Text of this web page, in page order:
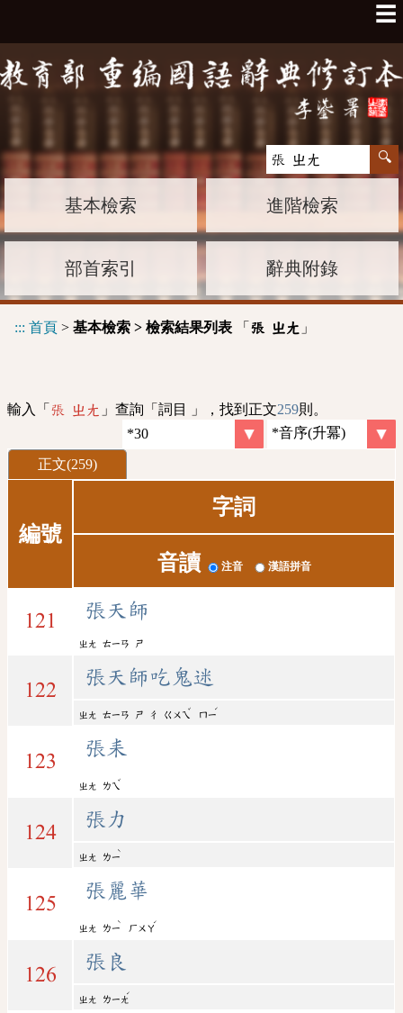
☰
基本檢索 進階檢索
部首索引 辭典附錄
::: 首頁 > 基本檢索 > 檢索結果列表 「 張 ㄓㄤ 」
輸入「 張 ㄓㄤ 」查詢「詞目 」，找到正文259則。
正文(259)
編號
字詞
音讀 注音 漢語拼音
121 張天師
ㄓㄤ ㄊㄧㄢ ㄕ
122
張天師吃鬼迷
ㄓㄤ ㄊㄧㄢ ㄕ ㄔ ㄍㄨㄟ
ˇ
ㄇㄧ
ˊ
123
張耒
ㄓㄤ ㄌㄟ
ˇ
124
張力
ㄓㄤ ㄌㄧ
ˋ
125
張麗華
ㄓㄤ ㄌㄧ
ˋ
ㄏㄨㄚ
ˊ
126
張良
ㄓㄤ ㄌㄧㄤ
ˊ